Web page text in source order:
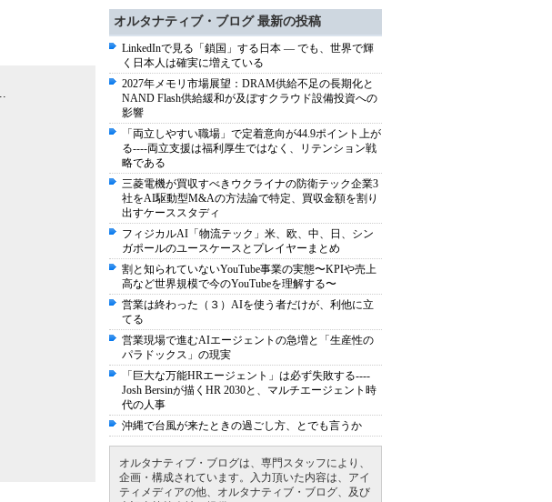
オルタナティブ・ブログ 最新の投稿
LinkedInで見る「鎖国」する日本 ― でも、世界で輝
く日本人は確実に増えている
2027年メモリ市場展望：DRAM供給不足の長期化と
NAND Flash供給緩和が及ぼすクラウド設備投資への
影響
「両立しやすい職場」で定着意向が44.9ポイント上が
る----両立支援は福利厚生ではなく、リテンション戦
略である
三菱電機が買収すべきウクライナの防衛テック企業3
社をAI駆動型M&Aの方法論で特定、買収金額を割り
出すケーススタディ
フィジカルAI「物流テック」米、欧、中、日、シン
ガポールのユースケースとプレイヤーまとめ
割と知られていないYouTube事業の実態〜KPIや売上
高など世界規模で今のYouTubeを理解する〜
営業は終わった（３）AIを使う者だけが、利他に立
てる
営業現場で進むAIエージェントの急増と「生産性の
パラドックス」の現実
「巨大な万能HRエージェント」は必ず失敗する----
Josh Bersinが描くHR 2030と、マルチエージェント時
代の人事
沖縄で台風が来たときの過ごし方、とでも言うか
オルタナティブ・ブログは、専門スタッフにより、
企画・構成されています。入力頂いた内容は、アイ
ティメディアの他、オルタナティブ・ブログ、及び